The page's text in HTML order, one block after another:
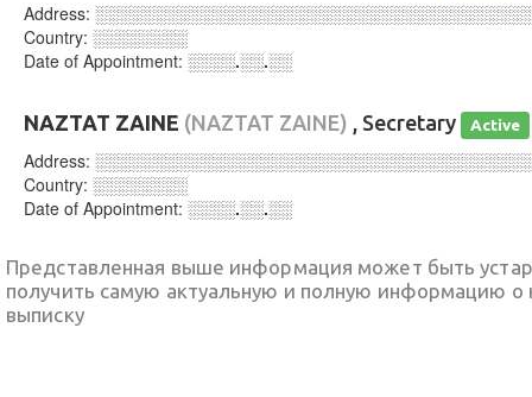
Address:
Country: ░░░░░░░░
Date of Appointment: ░░░░.░░.░░
ΝΑΖΤΑΤ ΖΑΙΝΕ (NAZTAT ZAINE) , Secretary Active
Address:
Country: ░░░░░░░░
Date of Appointment: ░░░░.░░.░░
Представленная выше информация может быть
получить самую актуальную и полную информацию о
выписку